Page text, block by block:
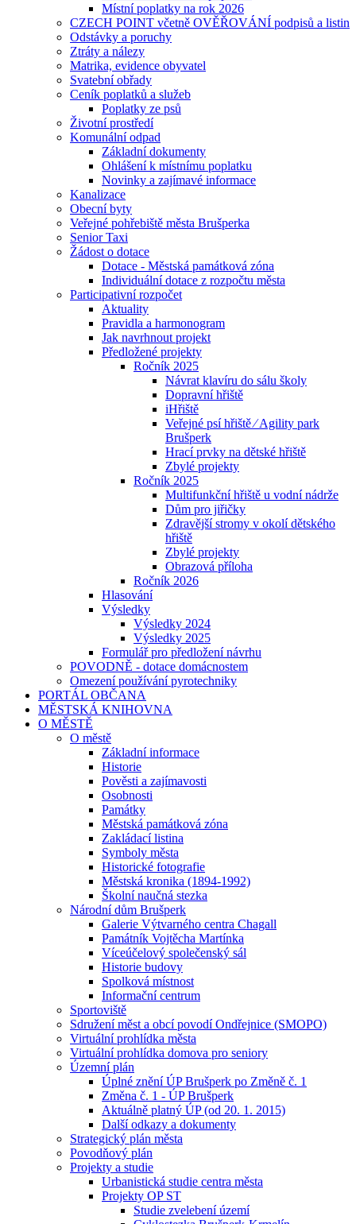
Místní poplatky na rok 2026
CZECH POINT včetně OVĚŘOVÁNÍ podpisů a listin
Odstávky a poruchy
Ztráty a nálezy
Matrika, evidence obyvatel
Svatební obřady
Ceník poplatků a služeb
Poplatky ze psů
Životní prostředí
Komunální odpad
Základní dokumenty
Ohlášení k místnímu poplatku
Novinky a zajímavé informace
Kanalizace
Obecní byty
Veřejné pohřebiště města Brušperka
Senior Taxi
Žádost o dotace
Dotace - Městská památková zóna
Individuální dotace z rozpočtu města
Participativní rozpočet
Aktuality
Pravidla a harmonogram
Jak navrhnout projekt
Předložené projekty
Ročník 2025
Návrat klavíru do sálu školy
Dopravní hřiště
iHřiště
Veřejné psí hřiště ⁄ Agility park
Brušperk
Hrací prvky na dětské hřiště
Zbylé projekty
Ročník 2025
Multifunkční hřiště u vodní nádrže
Dům pro jiřičky
Zdravější stromy v okolí dětského
hřiště
Zbylé projekty
Obrazová příloha
Ročník 2026
Hlasování
Výsledky
Výsledky 2024
Výsledky 2025
Formulář pro předložení návrhu
POVODNĚ - dotace domácnostem
Omezení používání pyrotechniky
PORTÁL OBČANA
MĚSTSKÁ KNIHOVNA
O MĚSTĚ
O městě
Základní informace
Historie
Pověsti a zajímavosti
Osobnosti
Památky
Městská památková zóna
Zakládací listina
Symboly města
Historické fotografie
Městská kronika (1894-1992)
Školní naučná stezka
Národní dům Brušperk
Galerie Výtvarného centra Chagall
Památník Vojtěcha Martínka
Víceúčelový společenský sál
Historie budovy
Spolková místnost
Informační centrum
Sportoviště
Sdružení měst a obcí povodí Ondřejnice (SMOPO)
Virtuální prohlídka města
Virtuální prohlídka domova pro seniory
Územní plán
Úplné znění ÚP Brušperk po Změně č. 1
Změna č. 1 - ÚP Brušperk
Aktuálně platný ÚP (od 20. 1. 2015)
Další odkazy a dokumenty
Strategický plán města
Povodňový plán
Projekty a studie
Urbanistická studie centra města
Projekty OP ST
Studie zvelebení území